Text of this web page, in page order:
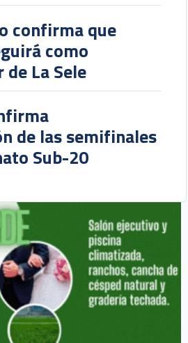
confirma que
como
La Sele
de las semifinales
Sub-20